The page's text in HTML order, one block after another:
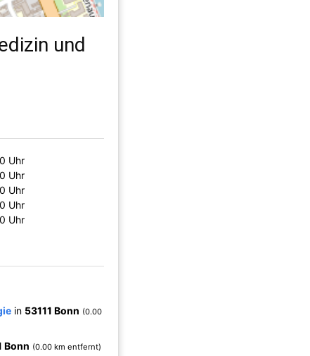
und
Uhr
Uhr
Uhr
Uhr
Uhr
in 53111 Bonn (0.00
Bonn (0.00 km entfernt)